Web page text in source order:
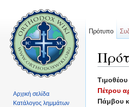
Πέτρου
Πάμβου
Πρότυπο
Αρχική σελίδα
Κατάλογος λημμάτων